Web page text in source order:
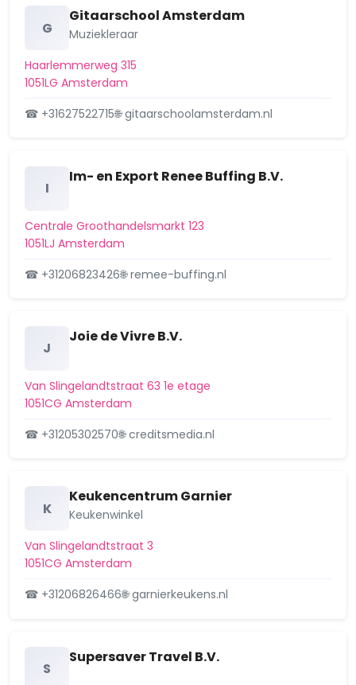
Erasmuspark
Frankendael
Geerdinkhof/Kantershof
Geuzenbuurt
Geuzenveld
Grachtengordel-Zuid
Haarlemmerbuurt
Havens-West
Helmersbuurt
Holendrecht
Hoofddorppleinbuurt
Hoofdweg e.o.
IJburg-Oost
G
Gitaarschool Amsterdam
Muziekleraar
Haarlemmerweg 315
1051LG Amsterdam
☎ +31627522715🌐 gitaarschoolamsterdam.nl
I
Im- en Export Renee Buffing B.V.
Centrale Groothandelsmarkt 123
1051LJ Amsterdam
☎ +31206823426🌐 remee-buffing.nl
J
Joie de Vivre B.V.
Van Slingelandtstraat 63 1e etage
1051CG Amsterdam
☎ +31205302570🌐 creditsmedia.nl
K
Keukencentrum Garnier
Keukenwinkel
Van Slingelandtstraat 3
1051CG Amsterdam
☎ +31206826466🌐 garnierkeukens.nl
S
Supersaver Travel B.V.